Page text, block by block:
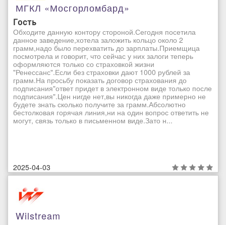
МГКЛ «Мосгорломбард»
Гость
Обходите данную контору стороной.Сегодня посетила
данное заведение,хотела заложить кольцо около 2
грамм,надо было перехватить до зарплаты.Приемщица
посмотрела и говорит, что сейчас у них залоги теперь
оформляются только со страховкой жизни
"Ренессанс".Если без страховки дают 1000 рублей за
грамм.На просьбу показать договор страхования до
подписания"ответ придет в электронном виде только после
подписания".Цен нигде нет,вы никогда даже примерно не
будете знать сколько получите за грамм.Абсолютно
бестолковая горячая линия,ни на один вопрос ответить не
могут, связь только в письменном виде.Зато н...
2025-04-03
Wilstream